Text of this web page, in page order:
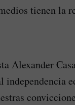
tienen la
Alexander